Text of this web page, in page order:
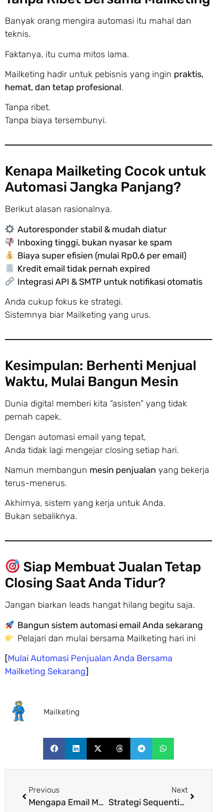
Banyak orang mengira automasi itu mahal dan
teknis.
Faktanya, itu cuma mitos lama.
Mailketing hadir untuk pebisnis yang ingin praktis,
hemat, dan tetap profesional.
Tanpa ribet.
Tanpa biaya tersembunyi.
Kenapa Mailketing Cocok untuk
Automasi Jangka Panjang?
Berikut alasan rasionalnya.
Autoresponder stabil & mudah diatur
Inboxing tinggi, bukan nyasar ke spam
Biaya super efisien (mulai Rp0,6 per email)
Kredit email tidak pernah expired
Integrasi API & SMTP untuk notifikasi otomatis
Anda cukup fokus ke strategi.
Sistemnya biar Mailketing yang urus.
Kesimpulan: Berhenti Menjual
Waktu, Mulai Bangun Mesin
Dunia digital memberi kita “asisten” yang tidak
pernah capek.
Dengan automasi email yang tepat,
Anda tidak lagi mengejar closing setiap hari.
Namun membangun mesin penjualan yang bekerja
terus-menerus.
Akhirnya, sistem yang kerja untuk Anda.
Bukan sebaliknya.
Siap Membuat Jualan Tetap
Closing Saat Anda Tidur?
Jangan biarkan leads hangat hilang begitu saja.
Bangun sistem automasi email Anda sekarang
Pelajari dan mulai bersama Mailketing hari ini
[Mulai Automasi Penjualan Anda Bersama
Mailketing Sekarang]
Mailketing
Previous
Mengapa Email Marketing Masih Jadi Raja Digital Marketing?
Next
Strategi Sequential Email: Teknik Closing Jangka Panjang yang Jarang Dipakai